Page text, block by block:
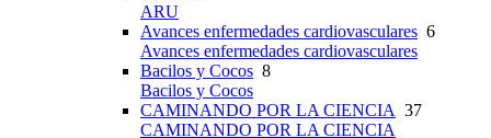
ARU
Avances enfermedades cardiovasculares 6
Avances enfermedades cardiovasculares
Bacilos y Cocos 8
Bacilos y Cocos
CAMINANDO POR LA CIENCIA 37
CAMINANDO POR LA CIENCIA